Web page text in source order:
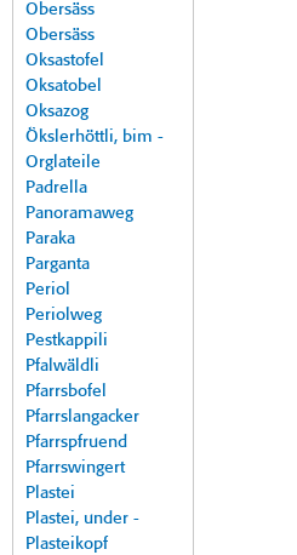
Obersäss
Obersäss
Oksastofel
Oksatobel
Oksazog
Ökslerhöttli, bim -
Orglateile
Padrella
Panoramaweg
Paraka
Parganta
Periol
Periolweg
Pestkappili
Pfalwäldli
Pfarrsbofel
Pfarrslangacker
Pfarrspfruend
Pfarrswingert
Plastei
Plastei, under -
Plasteikopf